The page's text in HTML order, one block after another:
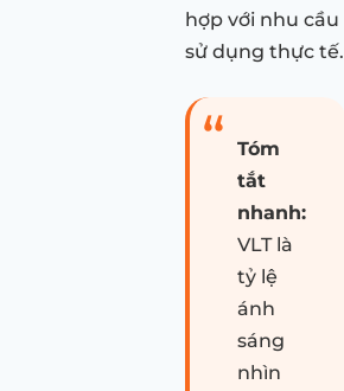
hợp với nhu cầu
sử dụng thực tế.
Tóm
tắt
nhanh:
VLT là
tỷ lệ
ánh
sáng
nhìn